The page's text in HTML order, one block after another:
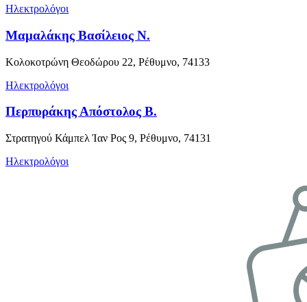
Ηλεκτρολόγοι
Μαμαλάκης Βασίλειος Ν.
Κολοκοτρώνη Θεοδώρου 22, Ρέθυμνο, 74133
Ηλεκτρολόγοι
Περπυράκης Απόστολος Β.
Στρατηγού Κάμπελ Ίαν Ρος 9, Ρέθυμνο, 74131
Ηλεκτρολόγοι